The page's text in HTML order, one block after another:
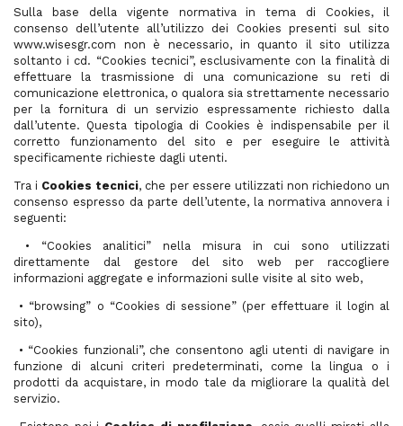
Sulla base della vigente normativa in tema di Cookies, il
consenso dell’utente all’utilizzo dei Cookies presenti sul sito
www.wisesgr.com non è necessario, in quanto il sito utilizza
soltanto i cd. “Cookies tecnici”, esclusivamente con la finalità di
effettuare la trasmissione di una comunicazione su reti di
comunicazione elettronica, o qualora sia strettamente necessario
per la fornitura di un servizio espressamente richiesto dalla
dall’utente. Questa tipologia di Cookies è indispensabile per il
corretto funzionamento del sito e per eseguire le attività
specificamente richieste dagli utenti.
Tra i Cookies tecnici, che per essere utilizzati non richiedono un
consenso espresso da parte dell’utente, la normativa annovera i
seguenti:
• “Cookies analitici” nella misura in cui sono utilizzati
direttamente dal gestore del sito web per raccogliere
informazioni aggregate e informazioni sulle visite al sito web,
• “browsing” o “Cookies di sessione” (per effettuare il login al
sito),
• “Cookies funzionali”, che consentono agli utenti di navigare in
funzione di alcuni criteri predeterminati, come la lingua o i
prodotti da acquistare, in modo tale da migliorare la qualità del
servizio.